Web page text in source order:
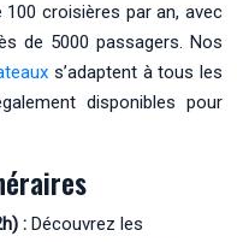
croisières par an, avec
de 5000 passagers. Nos
s’adaptent à tous les
disponibles pour
: Découvrez les